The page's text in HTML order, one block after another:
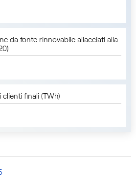
da fonte rinnovabile allacciati alla
finali (TWh)